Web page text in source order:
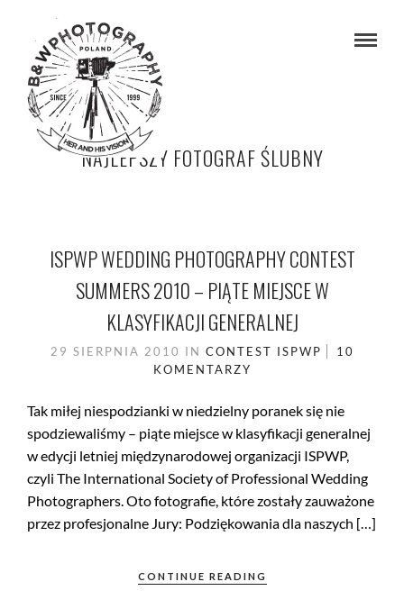
NAJLEPSZY FOTOGRAF ŚLUBNY
ISPWP WEDDING PHOTOGRAPHY CONTEST
SUMMERS 2010 – PIĄTE MIEJSCE W
KLASYFIKACJI GENERALNEJ
29 SIERPNIA 2010 IN CONTEST ISPWP
10
KOMENTARZY
Tak miłej niespodzianki w niedzielny poranek się nie
spodziewaliśmy – piąte miejsce w klasyfikacji generalnej
w edycji letniej międzynarodowej organizacji ISPWP,
czyli The International Society of Professional Wedding
Photographers. Oto fotografie, które zostały zauważone
przez profesjonalne Jury: Podziękowania dla naszych […]
CONTINUE READING